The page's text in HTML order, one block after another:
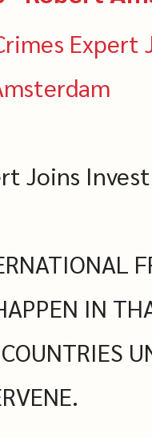
Joins
IN